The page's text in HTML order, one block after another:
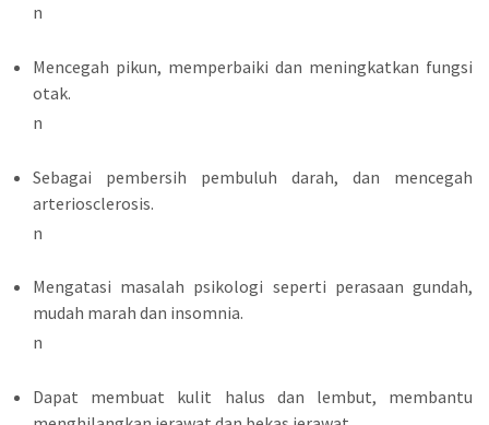
n
Mencegah pikun, memperbaiki dan meningkatkan fungsi
otak.
n
Sebagai pembersih pembuluh darah, dan mencegah
arteriosclerosis.
n
Mengatasi masalah psikologi seperti perasaan gundah,
mudah marah dan insomnia.
n
Dapat membuat kulit halus dan lembut, membantu